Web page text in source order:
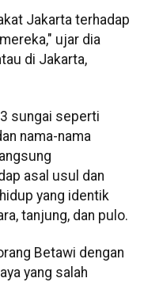
Jakarta terhadap
ujar dia
di Jakarta,
sungai seperti
nama-nama
asal usul dan
yang identik
tanjung, dan pulo.
Betawi dengan
yang salah